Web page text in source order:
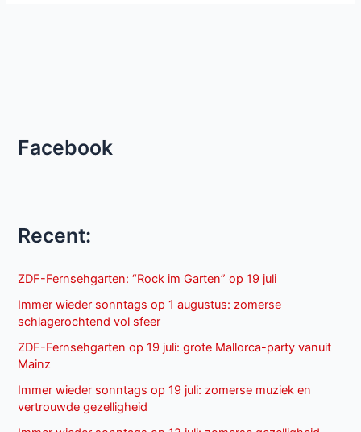
Facebook
Recent:
ZDF-Fernsehgarten: “Rock im Garten” op 19 juli
Immer wieder sonntags op 1 augustus: zomerse
schlagerochtend vol sfeer
ZDF-Fernsehgarten op 19 juli: grote Mallorca-party vanuit
Mainz
Immer wieder sonntags op 19 juli: zomerse muziek en
vertrouwde gezelligheid